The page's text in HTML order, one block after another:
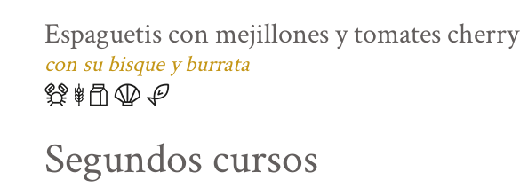
Espaguetis con mejillones y tomates cherry
con su bisque y burrata
Segundos cursos